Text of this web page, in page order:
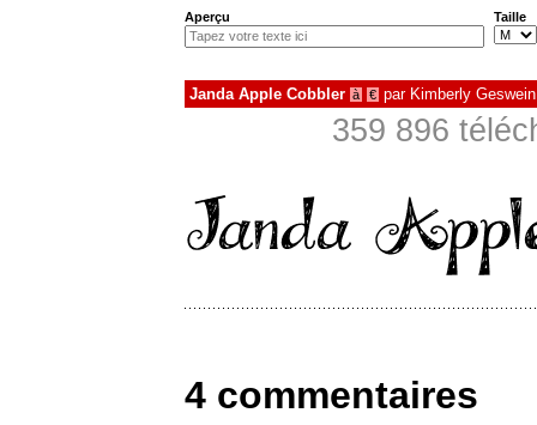
Aperçu Taille
Janda Apple Cobbler à € par Kimberly Geswein
359 896
4 commentaires